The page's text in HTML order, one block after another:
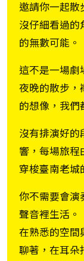
邀請你一起散
沒仔細看過的
的無數可能。
這不是一場劇
夜晚的散步，
的想像，我們
沒有排演好的
響，每場旅程
穿梭臺南老城
你不需要會演
聲音裡生活。
在熟悉的空間
聊著，在耳朵